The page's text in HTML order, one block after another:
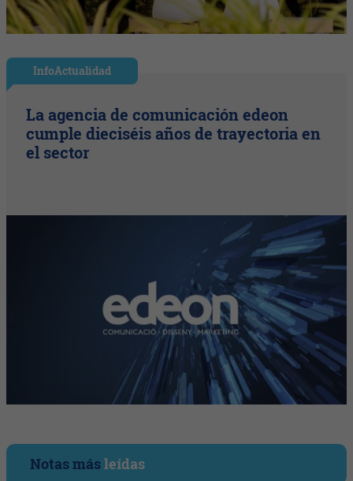
InfoActualidad
La agencia de comunicación edeon
cumple dieciséis años de trayectoria en
el sector
Notas másleídas